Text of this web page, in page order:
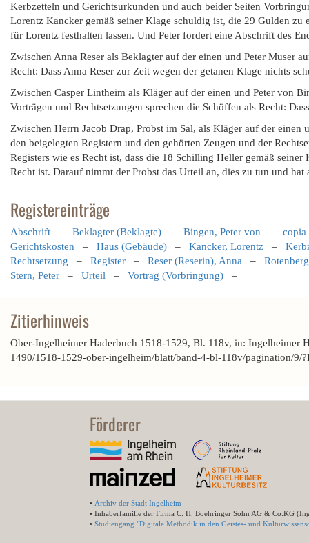
Kerbzetteln und Gerichtsurkunden und auch beider Seiten
Lorentz Kancker gemäß seiner Klage schuldig ist, die 29 Gulden
für Lorentz festhalten lassen. Und Peter fordert eine Abschrift des
Zwischen Anna Reser als Beklagter auf der einen und Peter Muser
Recht: Dass Anna Reser zur Zeit wegen der getanen Klage nichts
Zwischen Casper Lintheim als Kläger auf der einen und Peter von
Vorträgen und Rechtsetzungen sprechen die Schöffen als Recht:
Zwischen Herrn Jacob Drap, Probst im Sal, als Kläger auf der
den beigelegten Registern und den gehörten Zeugen und der
Registers wie es Recht ist, dass die 18 Schilling Heller gemäß
Recht ist. Darauf nimmt der Probst das Urteil an, dies zu tun und
Registereinträge
Abschrift – Beklagter (Beklagte) – Bingen, Peter von – copia
Gerichtskosten – Haus (Gebäude) – Kancker, Lorentz –
Rechtsetzung – Register – Reser (Reserin), Anna –
Stern, Peter – Urteil – Vortrag (Vorbringung) –
Zitierhinweis
Ober-Ingelheimer Haderbuch 1518-1529, Bl. 118v, in: Ingelheimer
1490/1518-1529-ober-ingelheim/blatt/band-4-bl-118v/pagination/
Förderer
• Archiv der Stadt Ingelheim
• Inhaberfamilie der Firma C. H. Boehringer Sohn AG & Co.KG
• Studiengang "Digitale Methodik in den Geistes- und